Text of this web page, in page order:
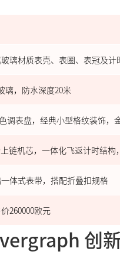
璃材质表壳、表圈、表冠及计
璃，防水深度20米
调表盘，经典小型格纹装饰，
上链机芯，一体化飞返计时结
体式表带，搭配折叠扣规格
260000欧元
创